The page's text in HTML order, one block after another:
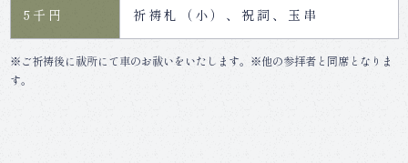
5千円 祈祷札（小）、祝詞、玉串
※ご祈祷後に祓所にて車のお祓いをいたします。※他の参拝者と同席となりま
す。